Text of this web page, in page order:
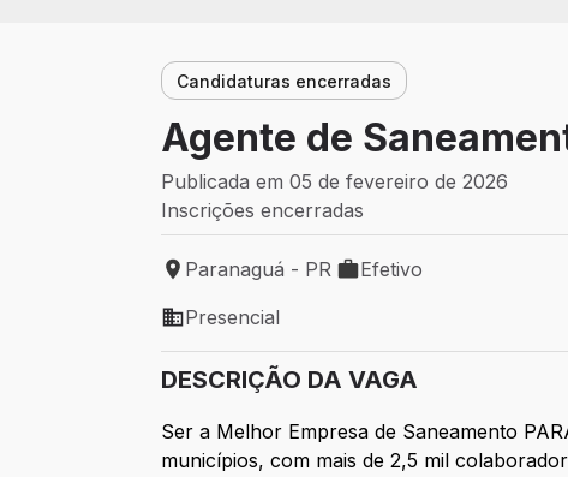
Candidaturas encerradas
Agente de
Publicada em 05 de fevereiro de 2026
Inscrições encerradas
Local de trabalho: Paranaguá - PR
Paranaguá - PR
Tipo de vaga: Efetivo
Efetivo
Modelo de trabalho: Presencial
Presencial
DESCRIÇÃO DA VAGA
Ser a Melhor Empresa de Saneamento
municípios, com mais de 2,5 mil